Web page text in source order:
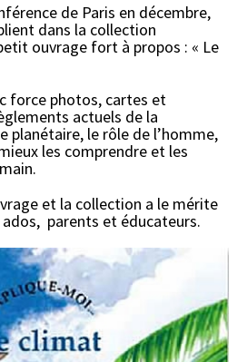
de Paris en décembre,
dans la collection
ouvrage fort à propos : « Le
force photos, cartes et
actuels de la
planétaire, le rôle de l’homme,
les comprendre et les
et la collection a le mérite
ados, parents et éducateurs.